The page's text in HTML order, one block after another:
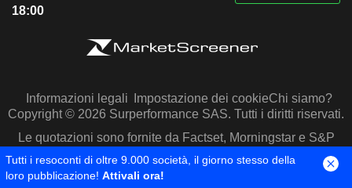
18:00
Informazioni legali Impostazione dei cookieChi siamo?
Copyright © 2026 Surperformance SAS. Tutti i diritti riservati.
Le quotazioni sono fornite da Factset, Morningstar e S&P
Capital IQ
Tutti i resoconti di oltre 9.000 società, il giorno stesso della
loro pubblicazione! Attivali ora!